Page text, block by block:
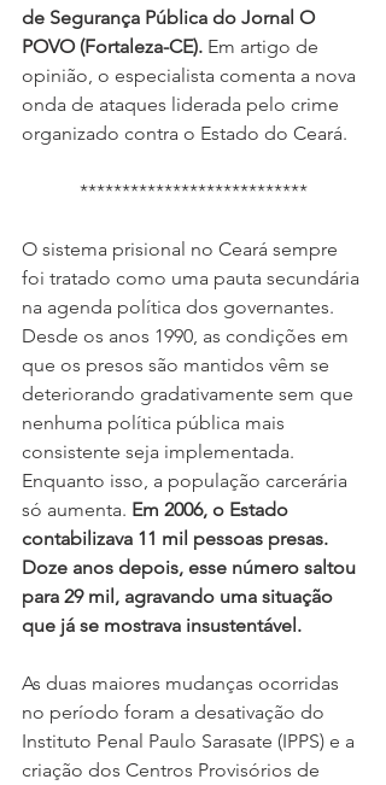
de Segurança Pública do Jornal O
POVO (Fortaleza-CE). Em artigo de
opinião, o especialista comenta a nova
onda de ataques liderada pelo crime
organizado contra o Estado do Ceará.
***************************
O sistema prisional no Ceará sempre
foi tratado como uma pauta secundária
na agenda política dos governantes.
Desde os anos 1990, as condições em
que os presos são mantidos vêm se
deteriorando gradativamente sem que
nenhuma política pública mais
consistente seja implementada.
Enquanto isso, a população carcerária
só aumenta. Em 2006, o Estado
contabilizava 11 mil pessoas presas.
Doze anos depois, esse número saltou
para 29 mil, agravando uma situação
que já se mostrava insustentável.
As duas maiores mudanças ocorridas
no período foram a desativação do
Instituto Penal Paulo Sarasate (IPPS) e a
criação dos Centros Provisórios de